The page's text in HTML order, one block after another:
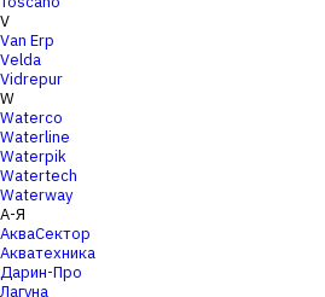
V
Van Erp
Velda
Vidrepur
W
Waterco
Waterline
Waterpik
Watertech
Waterway
А-Я
АкваСектор
Акватехника
Дарин-Про
Лагуна